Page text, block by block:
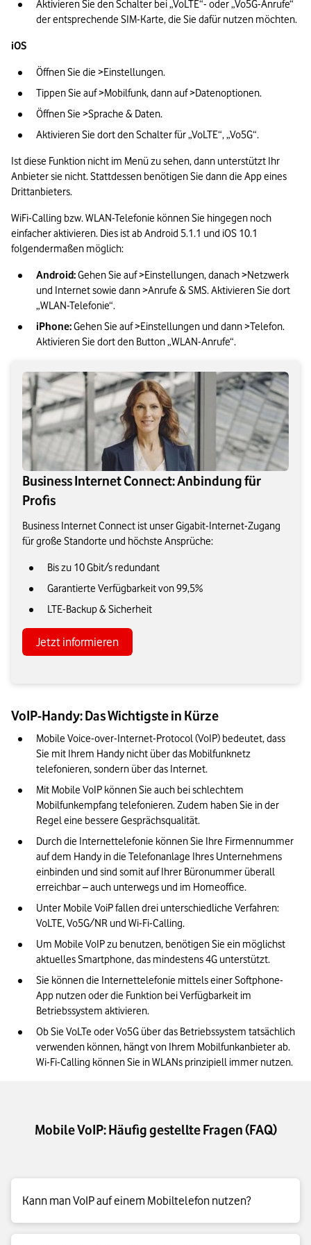
Aktivieren Sie den Schalter bei „VoLTE“- oder „Vo5G-Anrufe“
der entsprechende SIM-Karte, die Sie dafür nutzen möchten.
iOS
Öffnen Sie die >Einstellungen.
Tippen Sie auf >Mobilfunk, dann auf >Datenoptionen.
Öffnen Sie >Sprache & Daten.
Aktivieren Sie dort den Schalter für „VoLTE“, „Vo5G“.
Ist diese Funktion nicht im Menü zu sehen, dann unterstützt Ihr
Anbieter sie nicht. Stattdessen benötigen Sie dann die App eines
Drittanbieters.
WiFi-Calling bzw. WLAN-Telefonie können Sie hingegen noch
einfacher aktivieren. Dies ist ab Android 5.1.1 und iOS 10.1
folgendermaßen möglich:
Android: Gehen Sie auf >Einstellungen, danach >Netzwerk
und Internet sowie dann >Anrufe & SMS. Aktivieren Sie dort
„WLAN-Telefonie“.
iPhone: Gehen Sie auf >Einstellungen und dann >Telefon.
Aktivieren Sie dort den Button „WLAN-Anrufe“.
Business Internet Connect: Anbindung für
Profis
Business Internet Connect ist unser Gigabit-Internet-Zugang
für große Standorte und höchste Ansprüche:
Bis zu 10 Gbit/s redundant
Garantierte Verfügbarkeit von 99,5%
LTE-Backup & Sicherheit
Jetzt informieren
VoIP-Handy: Das Wichtigste in Kürze
Mobile Voice-over-Internet-Protocol (VoIP) bedeutet, dass
Sie mit Ihrem Handy nicht über das Mobilfunknetz
telefonieren, sondern über das Internet.
Mit Mobile VoIP können Sie auch bei schlechtem
Mobilfunkempfang telefonieren. Zudem haben Sie in der
Regel eine bessere Gesprächsqualität.
Durch die Internettelefonie können Sie Ihre Firmennummer
auf dem Handy in die Telefonanlage Ihres Unternehmens
einbinden und sind somit auf Ihrer Büronummer überall
erreichbar – auch unterwegs und im Homeoffice.
Unter Mobile VoiP fallen drei unterschiedliche Verfahren:
VoLTE, Vo5G/NR und Wi-Fi-Calling.
Um Mobile VoIP zu benutzen, benötigen Sie ein möglichst
aktuelles Smartphone, das mindestens 4G unterstützt.
Sie können die Internettelefonie mittels einer Softphone-
App nutzen oder die Funktion bei Verfügbarkeit im
Betriebssystem aktivieren.
Ob Sie VoLTe oder Vo5G über das Betriebssystem tatsächlich
verwenden können, hängt von Ihrem Mobilfunkanbieter ab.
Wi-Fi-Calling können Sie in WLANs prinzipiell immer nutzen.
Mobile VoIP: Häufig gestellte Fragen (FAQ)
Kann man VoIP auf einem Mobiltelefon nutzen?